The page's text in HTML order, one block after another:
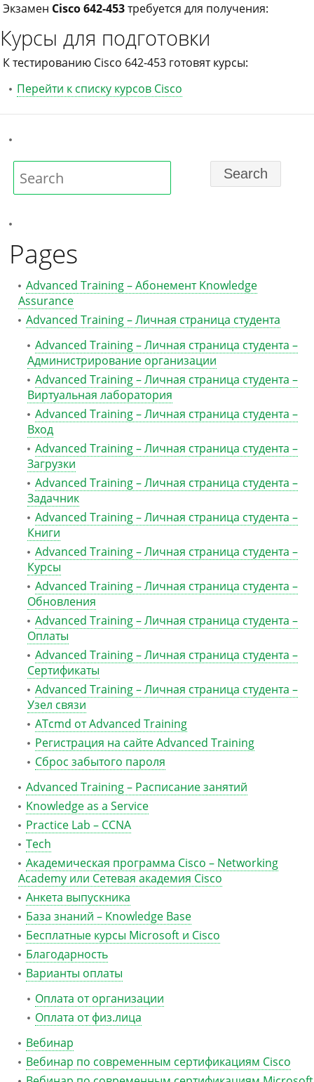
Экзамен Cisco 642-453требуется для получения:
Курсы для подготовки
К тестированию Cisco 642-453 готовят курсы:
Перейти к списку курсов Cisco
Pages
Advanced Training – Абонемент Knowledge
Assurance
Advanced Training – Личная страница студента
Advanced Training – Личная страница студента –
Администрирование организации
Advanced Training – Личная страница студента –
Виртуальная лаборатория
Advanced Training – Личная страница студента –
Вход
Advanced Training – Личная страница студента –
Загрузки
Advanced Training – Личная страница студента –
Задачник
Advanced Training – Личная страница студента –
Книги
Advanced Training – Личная страница студента –
Курсы
Advanced Training – Личная страница студента –
Обновления
Advanced Training – Личная страница студента –
Оплаты
Advanced Training – Личная страница студента –
Сертификаты
Advanced Training – Личная страница студента –
Узел связи
ATcmd от Advanced Training
Регистрация на сайте Advanced Training
Сброс забытого пароля
Advanced Training – Расписание занятий
Knowledge as a Service
Practice Lab – CCNA
Tech
Академическая программа Cisco – Networking
Academy или Сетевая академия Cisco
Анкета выпускника
База знаний – Knowledge Base
Бесплатные курсы Microsoft и Cisco
Благодарность
Варианты оплаты
Оплата от организации
Оплата от физ.лица
Вебинар
Вебинар по современным сертификациям Cisco